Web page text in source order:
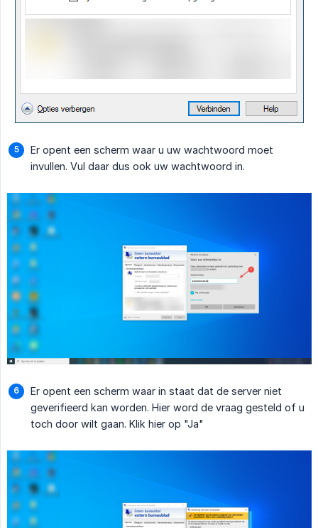
Er opent een scherm waar u uw wachtwoord moet
invullen. Vul daar dus ook uw wachtwoord in.
Er opent een scherm waar in staat dat de server niet
geverifieerd kan worden. Hier word de vraag gesteld of u
toch door wilt gaan. Klik hier op "Ja"